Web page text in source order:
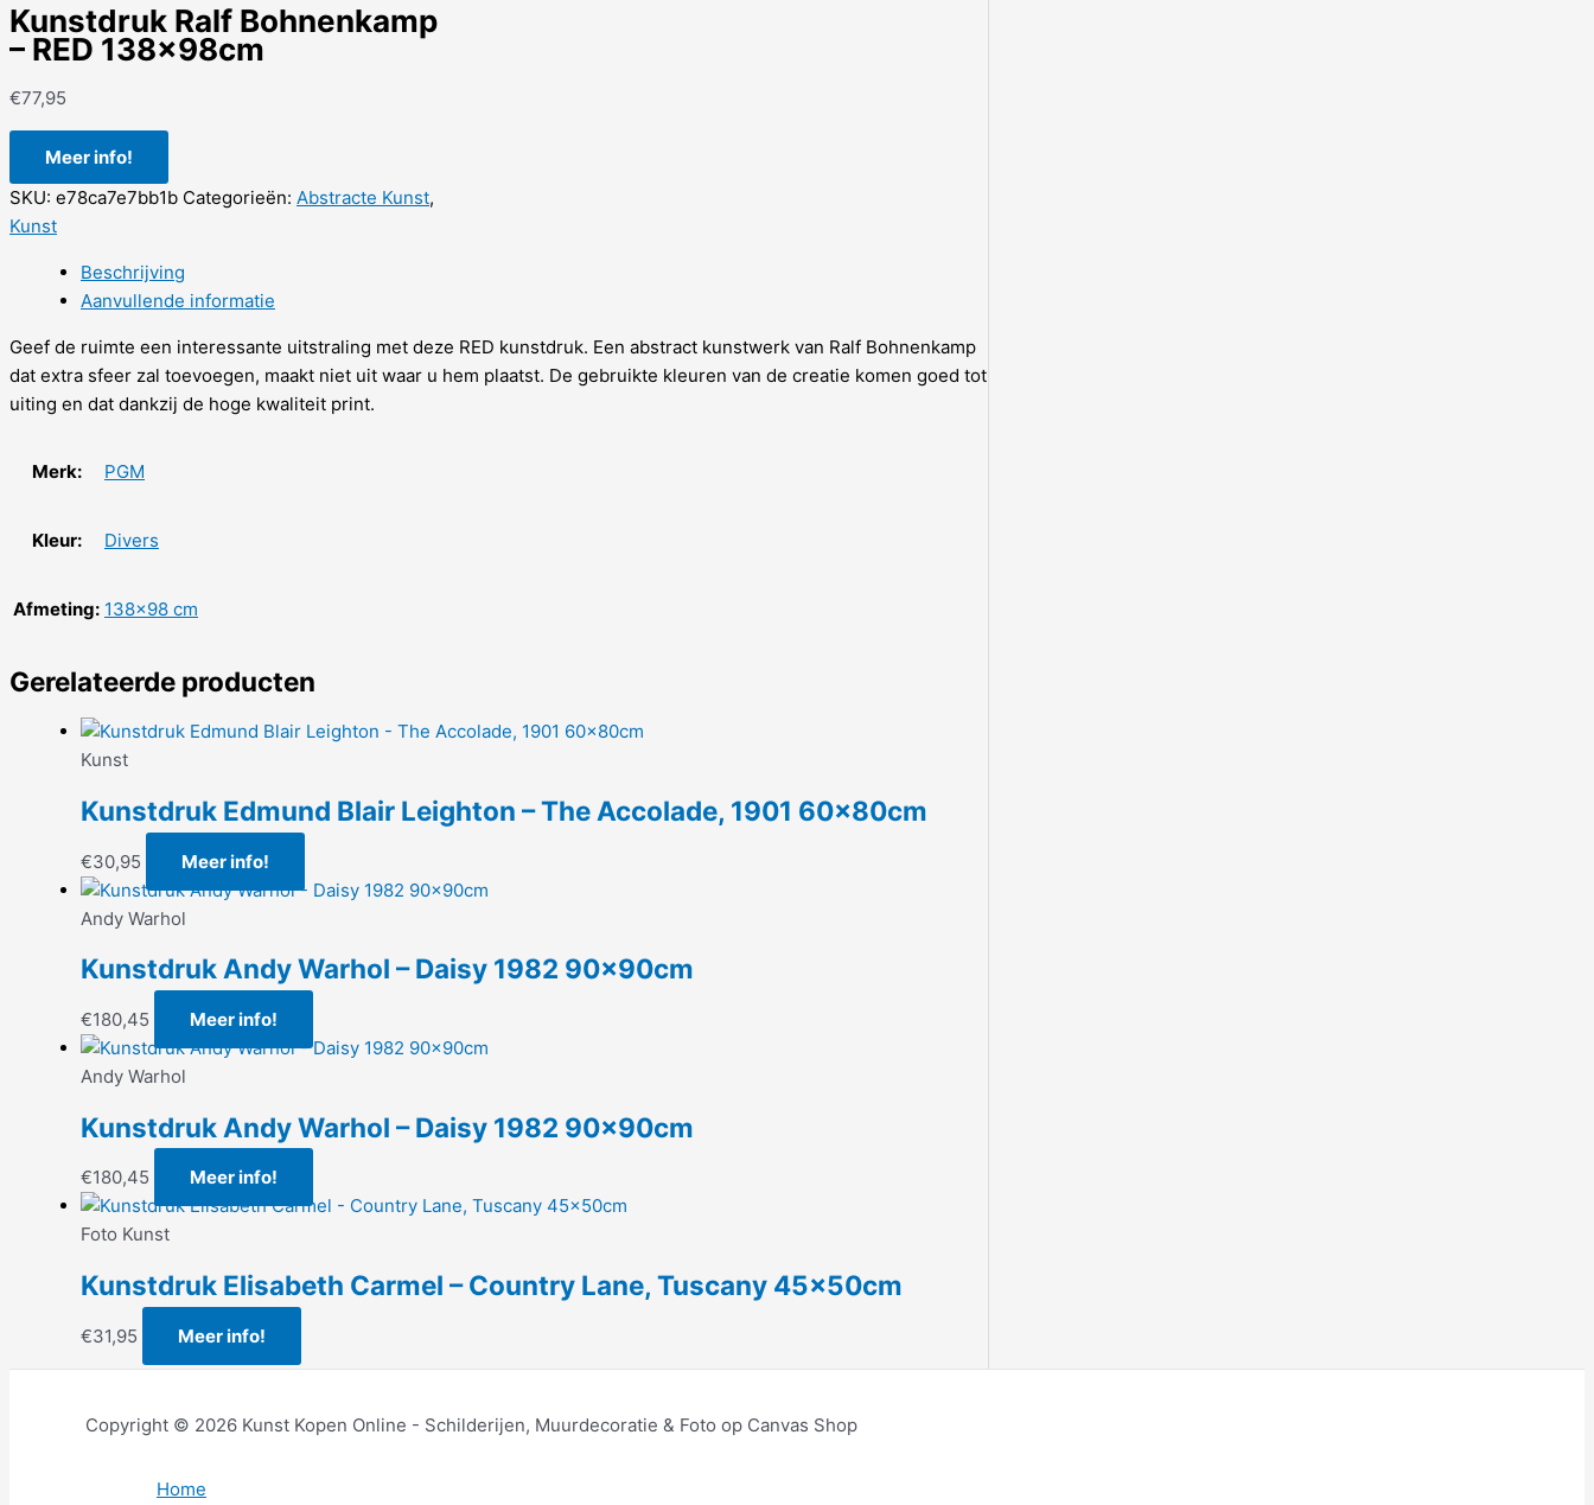
Kunstdruk Ralf Bohnenkamp
– RED 138x98cm
€77,95
Meer info!
SKU: e78ca7e7bb1b Categorieën: Abstracte Kunst,
Kunst
Beschrijving
Aanvullende informatie
Geef de ruimte een interessante uitstraling met deze RED kunstdruk. Een abstract kunstwerk van Ralf Bohnenkamp
dat extra sfeer zal toevoegen, maakt niet uit waar u hem plaatst. De gebruikte kleuren van de creatie komen goed tot
uiting en dat dankzij de hoge kwaliteit print.
Merk: PGM
Kleur: Divers
Afmeting: 138×98 cm
Gerelateerde producten
Kunst
Kunstdruk Edmund Blair Leighton – The Accolade, 1901 60x80cm
€30,95 Meer info!
Andy Warhol
Kunstdruk Andy Warhol – Daisy 1982 90x90cm
€180,45 Meer info!
Andy Warhol
Kunstdruk Andy Warhol – Daisy 1982 90x90cm
€180,45 Meer info!
Foto Kunst
Kunstdruk Elisabeth Carmel – Country Lane, Tuscany 45x50cm
€31,95 Meer info!
Copyright © 2026 Kunst Kopen Online - Schilderijen, Muurdecoratie & Foto op Canvas Shop
Home